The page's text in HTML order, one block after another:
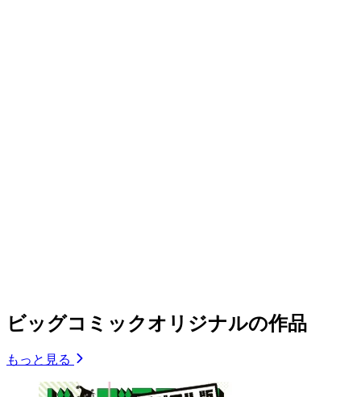
ビッグコミックオリジナルの作品
もっと見る